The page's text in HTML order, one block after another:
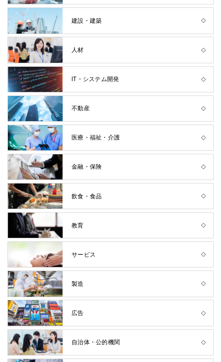
建設・建築
人材
IT・システム開発
不動産
医療・福祉・介護
金融・保険
飲食・食品
教育
サービス
製造
広告
自治体・公的機関